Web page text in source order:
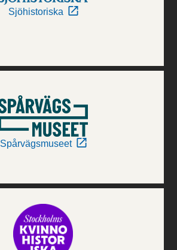
Sjöhistoriska
Spårvägsmuseet